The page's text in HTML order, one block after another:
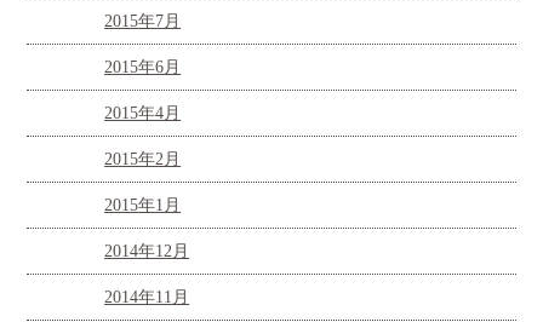
2015年7月
2015年6月
2015年4月
2015年2月
2015年1月
2014年12月
2014年11月